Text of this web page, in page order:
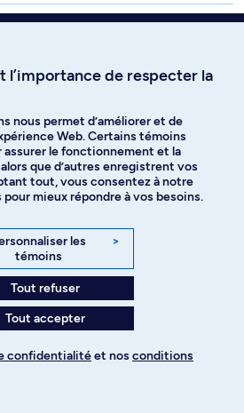
articulaire et segmentaire.
et régulation de l’exercice
de l’adaptation et de la régulation du
(physiologie, comportementales,
de la posture
des déformations musculo-
des membres inférieurs.
l’importance de respecter la
nous permet d’améliorer et de
Web. Certains témoins
le fonctionnement et la
que d’autres enregistrent vos
tout, vous consentez à notre
mieux répondre à vos besoins.
les
témoins
>
Tout refuser
Tout accepter
confidentialitéet nos conditions